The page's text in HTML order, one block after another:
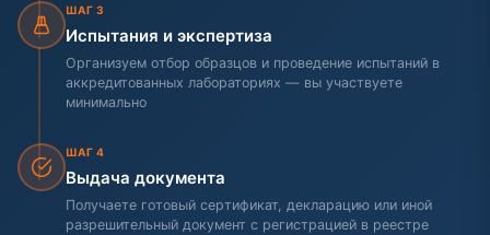
ШАГ 3
Испытания и экспертиза
Организуем отбор образцов и проведение испытаний в
аккредитованных лабораториях — вы участвуете
минимально
ШАГ 4
Выдача документа
Получаете готовый сертификат, декларацию или иной
разрешительный документ с регистрацией в реестре